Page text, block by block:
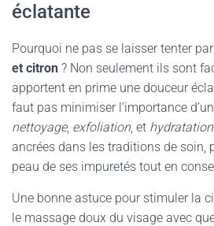
éclatante
Pourquoi ne pas se laisser tenter
et citron ? Non seulement ils sont
apportent en prime une douceur
faut pas minimiser l’importance
nettoyage, exfoliation, et hydratation
ancrées dans les traditions de soin,
peau de ses impuretés tout en
Une bonne astuce pour stimuler la
le massage doux du visage avec